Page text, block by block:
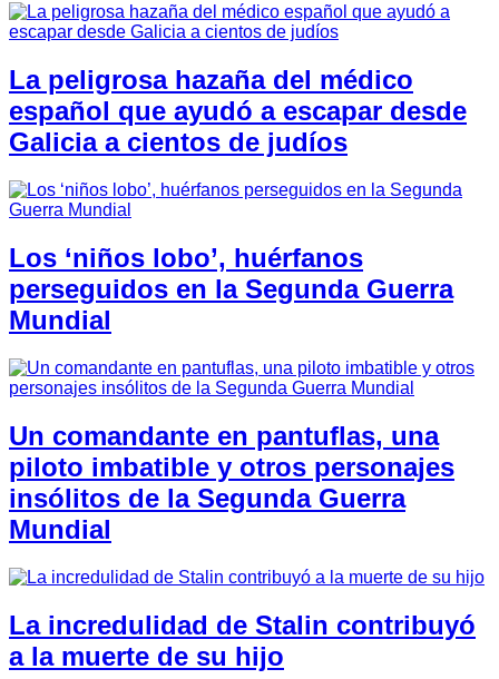
La peligrosa hazaña del médico
español que ayudó a escapar desde
Galicia a cientos de judíos
Los ‘niños lobo’, huérfanos
perseguidos en la Segunda Guerra
Mundial
Un comandante en pantuflas, una
piloto imbatible y otros personajes
insólitos de la Segunda Guerra
Mundial
La incredulidad de Stalin contribuyó
a la muerte de su hijo